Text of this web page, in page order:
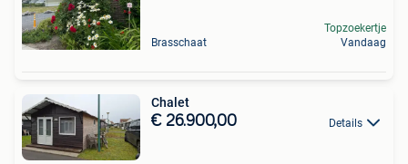
Brasschaat
Topzoekertje
Vandaag
Chalet
€ 26.900,00 Details